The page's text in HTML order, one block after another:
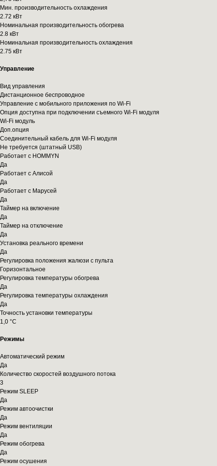
Мин. производительность охлаждения
2.72 кВт
Номинальная производительность обогрева
2.8 кВт
Номинальная производительность охлаждения
2.75 кВт
Управление
Вид управления
Дистанционное беспроводное
Управление c мобильного приложения по Wi-Fi
Опция доступна при подключении съемного Wi-Fi модуля
Wi-Fi модуль
Доп.опция
Соединительный кабель для Wi-Fi модуля
Не требуется (штатный USB)
Работает с HOMMYN
Да
Работает с Алисой
Да
Работает с Марусей
Да
Таймер на включение
Да
Таймер на отключение
Да
Установка реального времени
Да
Регулировка положения жалюзи с пульта
Горизонтальное
Регулировка температуры обогрева
Да
Регулировка температуры охлаждения
Да
Точность установки температуры
1,0 °С
Режимы
Автоматический режим
Да
Количество скоростей воздушного потока
3
Режим SLEEP
Да
Режим автоочистки
Да
Режим вентиляции
Да
Режим обогрева
Да
Режим осушения